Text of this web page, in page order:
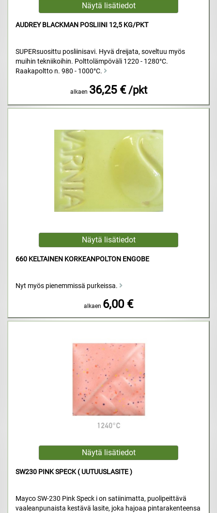
AUDREY BLACKMAN POSLIINI 12,5 KG/PKT
SUPERsuosittu posliinisavi. Hyvä dreijata, soveltuu myös
muihin tekniikoihin. Polttolämpöväli 1220 - 1280°C.
Raakapoltto n. 980 - 1000°C.
alkaen 36,25 € /pkt
660 KELTAINEN KORKEANPOLTON ENGOBE
Nyt myös pienemmissä purkeissa.
alkaen 6,00 €
SW230 PINK SPECK ( UUTUUSLASITE )
Mayco SW-230 Pink Speck i on satiinimatta, puolipeittävä
vaaleanpunaista kestävä lasite, joka hajoaa pintarakenteensa